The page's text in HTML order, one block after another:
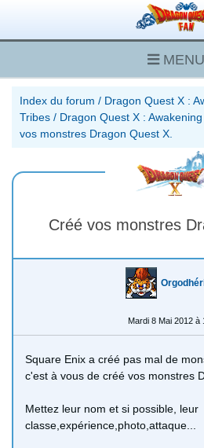
MENU
Index du forum / Dragon Quest X :
Tribes / Dragon Quest X :
vos monstres Dragon Quest X.
Créé vos monstres
Mardi 8 Mai 2012 à
Square Enix a créé pas mal de
c'est à vous de créé vos monstres
Mettez leur nom et si possible, leur
classe,expérience,photo,attaque...